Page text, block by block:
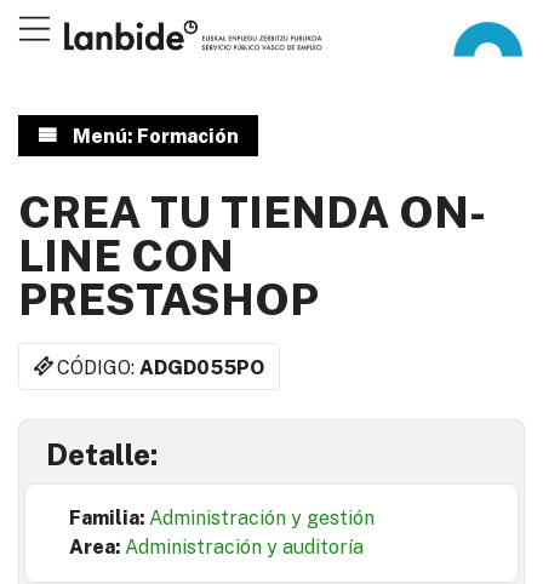
Menú: Formación
CREA TU TIENDA ON-
LINE CON
PRESTASHOP
CÓDIGO:ADGD055PO
Detalle:
Familia: Administración y gestión
Area: Administración y auditoría